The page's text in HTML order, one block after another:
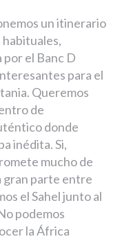
un itinerario
por el Banc D
para el
Queremos
de
donde
inédita. Si,
mucho de
gran parte entre
el Sahel junto al
podemos
la África